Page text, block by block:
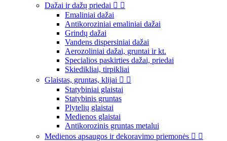
Dažai ir dažų priedai  
Emaliniai dažai
Antikoroziniai emaliniai dažai
Grindų dažai
Vandens dispersiniai dažai
Aerozoliniai dažai, gruntai ir kt.
Specialios paskirties dažai, priedai
Skiedikliai, tirpikliai
Glaistas, gruntas, klijai  
Statybiniai glaistai
Statybinis gruntas
Plytelių glaistai
Medienos glaistai
Antikorozinis gruntas metalui
Medienos apsaugos ir dekoravimo priemonės  